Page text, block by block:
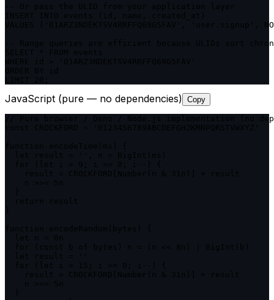
VALUES ('01ARZ3NDEKTSV4RRFFQ69G5FAV', 'user.signup',
-- Range queries are efficient because ULIDs sort
JavaScript (pure — no dependencies) Copy
// Pure browser / Deno / Node.js implementation (no